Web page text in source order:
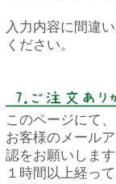
入力内容に間違
ください。
このページにて
お客様のメール
認をお願いしま
１時間以上経っ